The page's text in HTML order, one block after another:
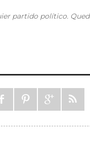
partido político.